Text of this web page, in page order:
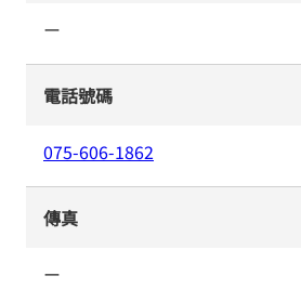
ー
電話號碼
075-606-1862
傳真
ー